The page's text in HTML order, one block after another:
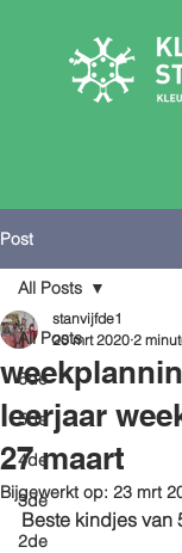
Post
All Posts
6de
5de
4de
3de
2de
All Posts
leerjaar
27 maart
stanvijfde1
20 mrt 2020 2
Bijgewerkt op: 23 mrt
Beste kindjes van